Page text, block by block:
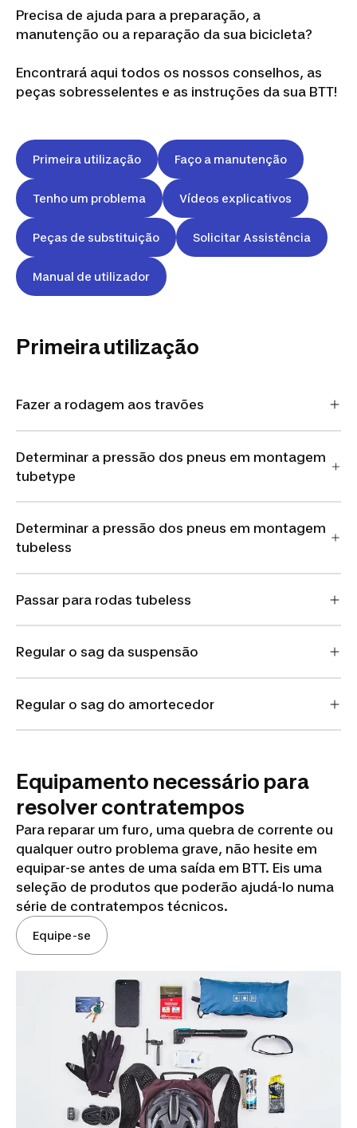
Precisa de ajuda para a preparação, a
manutenção ou a reparação da sua bicicleta?
Encontrará aqui todos os nossos conselhos, as
peças sobresselentes e as instruções da sua BTT!
Primeira utilização Faço a manutenção
Tenho um problema Vídeos explicativos
Peças de substituição Solicitar Assistência
Manual de utilizador
Primeira utilização
Fazer a rodagem aos travões
Determinar a pressão dos pneus em montagem
tubetype
Determinar a pressão dos pneus em montagem
tubeless
Passar para rodas tubeless
Regular o sag da suspensão
Regular o sag do amortecedor
Equipamento necessário para
resolver contratempos
Para reparar um furo, uma quebra de corrente ou
qualquer outro problema grave, não hesite em
equipar-se antes de uma saída em BTT. Eis uma
seleção de produtos que poderão ajudá-lo numa
série de contratempos técnicos.
Equipe-se